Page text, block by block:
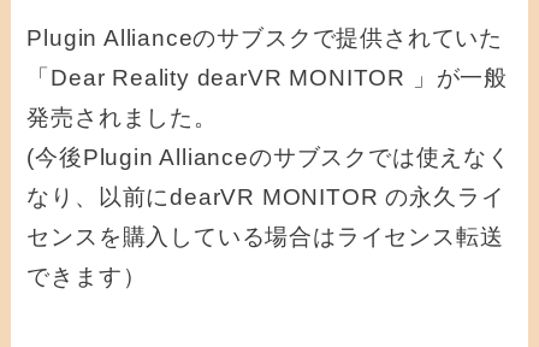
Plugin Allianceのサブスクで提供されていた
「Dear Reality dearVR MONITOR 」が一般
発売されました。
(今後Plugin Allianceのサブスクでは使えなく
なり、以前にdearVR MONITOR の永久ライ
センスを購入している場合はライセンス転送
できます）